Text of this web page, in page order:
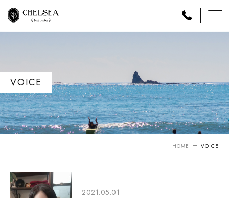
VOICE
HOME VOICE
2021.05.01